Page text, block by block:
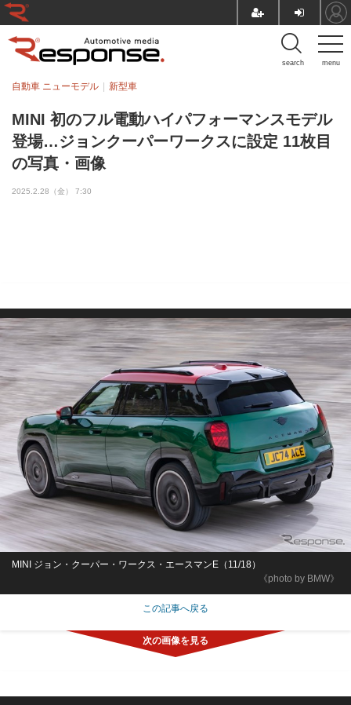
menu
search
MINI 初のフル電動ハイパフォーマンスモデル
登場…ジョンクーパーワークスに設定 11枚目
の写真・画像
自動車 ニューモデル 新型車
2025.2.28（金） 7:30
《photo by BMW》
MINI ジョン・クーパー・ワークス・エースマンE（11/18）
この記事へ戻る